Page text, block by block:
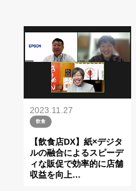
2023.11.27
飲食
【飲食店DX】紙×デジタ
ルの融合によるスピーデ
ィな販促で効率的に店舗
収益を向上…